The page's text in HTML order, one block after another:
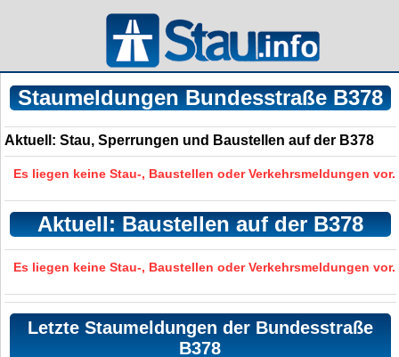
Staumeldungen Bundesstraße B378
Aktuell: Stau, Sperrungen und Baustellen auf der B378
Es liegen keine Stau-, Baustellen oder Verkehrsmeldungen vor.
Aktuell: Baustellen auf der B378
Es liegen keine Stau-, Baustellen oder Verkehrsmeldungen vor.
Letzte Staumeldungen der Bundesstraße
B378